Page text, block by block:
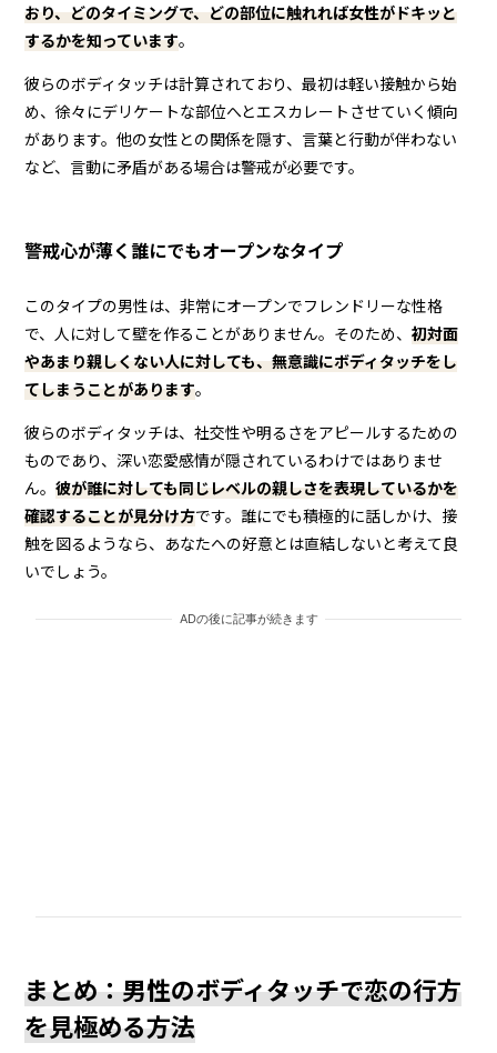
おり、どのタイミングで、どの部位に触れれば女性がドキッと
するかを知っています。
彼らのボディタッチは計算されており、最初は軽い接触から始
め、徐々にデリケートな部位へとエスカレートさせていく傾向
があります。他の女性との関係を隠す、言葉と行動が伴わない
など、言動に矛盾がある場合は警戒が必要です。
警戒心が薄く誰にでもオープンなタイプ
このタイプの男性は、非常にオープンでフレンドリーな性格
で、人に対して壁を作ることがありません。そのため、初対面
やあまり親しくない人に対しても、無意識にボディタッチをし
てしまうことがあります。
彼らのボディタッチは、社交性や明るさをアピールするための
ものであり、深い恋愛感情が隠されているわけではありませ
ん。彼が誰に対しても同じレベルの親しさを表現しているかを
確認することが見分け方です。誰にでも積極的に話しかけ、接
触を図るようなら、あなたへの好意とは直結しないと考えて良
いでしょう。
ADの後に記事が続きます
まとめ：男性のボディタッチで恋の行方
を見極める方法